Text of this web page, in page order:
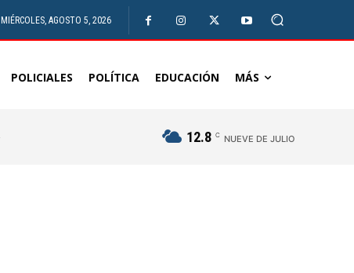
MIÉRCOLES, AGOSTO 5, 2026
POLICIALES POLÍTICA EDUCACIÓN MÁS
12.8 C NUEVE DE JULIO